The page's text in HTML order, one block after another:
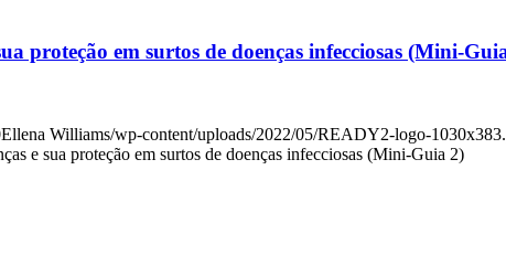
proteção em surtos de doenças infecciosas (Mini-
Ellena Williams/wp-content/uploads/2022/05/READY2-logo-
e sua proteção em surtos de doenças infecciosas (Mini-Guia 2)